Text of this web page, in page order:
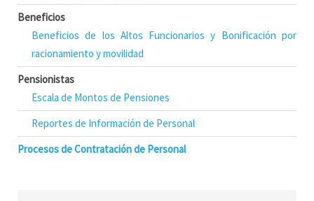
Beneficios
Beneficios de los Altos Funcionarios y Bonificación por
racionamiento y movilidad
Pensionistas
Escala de Montos de Pensiones
Reportes de Información de Personal
Procesos de Contratación de Personal